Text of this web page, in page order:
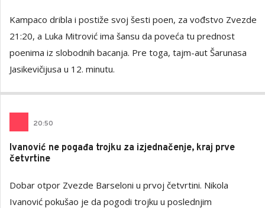
Kampaco dribla i postiže svoj šesti poen, za vođstvo Zvezde
21:20, a Luka Mitrović ima šansu da poveća tu prednost
poenima iz slobodnih bacanja. Pre toga, tajm-aut Šarunasa
Jasikevičijusa u 12. minutu.
20:50
Ivanović ne pogađa trojku za izjednačenje, kraj prve
četvrtine
Dobar otpor Zvezde Barseloni u prvoj četvrtini. Nikola
Ivanović pokušao je da pogodi trojku u poslednjim